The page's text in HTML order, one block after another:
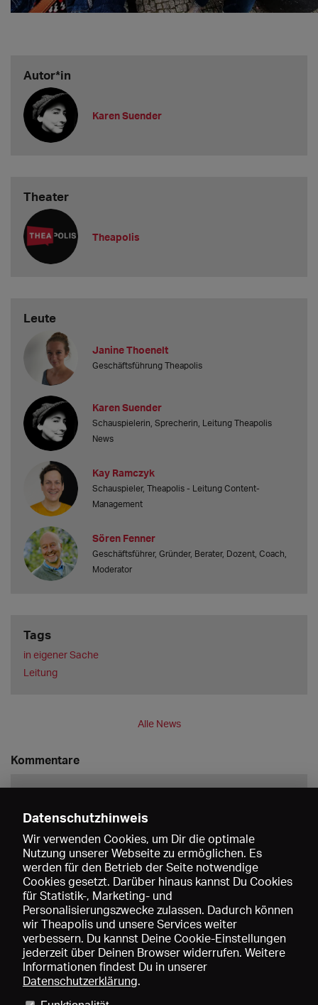
Autor*in
Karen Suender
Theater
Theapolis
Leute
Janine Thoenelt
Geschäftsführung Theapolis
Karen Suender
Schauspielerin, Sprecherin, Leitung Theapolis
News
Kay Ramczyk
Schauspieler, Theapolis - Leitung Content-
Management
Sören Fenner
Geschäftsführer, Gründer, Berater, Dozent, Coach,
Moderator
Tags
in eigener Sache
Leitung
Alle News
Kommentare
Speichern
Datenschutzhinweis
Wir verwenden Cookies, um Dir die optimale
Nutzung unserer Webseite zu ermöglichen. Es
werden für den Betrieb der Seite notwendige
Cookies gesetzt. Darüber hinaus kannst Du Cookies
für Statistik-, Marketing- und
Personalisierungszwecke zulassen. Dadurch können
wir Theapolis und unsere Services weiter
verbessern. Du kannst Deine Cookie-Einstellungen
jederzeit über Deinen Browser widerrufen. Weitere
Informationen findest Du in unserer
Datenschutzerklärung.